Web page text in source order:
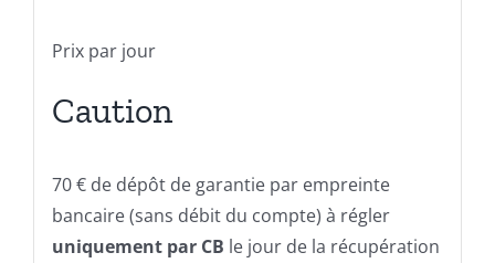
Prix par jour
Caution
70 € de dépôt de garantie par empreinte
bancaire (sans débit du compte) à régler
uniquement par CB le jour de la récupération